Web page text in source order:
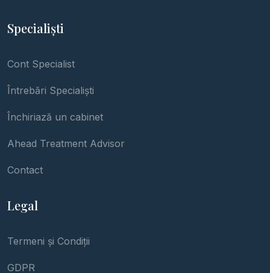
Specialiști
Cont Specialist
Întrebări Specialiști
Închiriază un cabinet
Ahead Treatment Advisor
Contact
Legal
Termeni și Condiții
GDPR